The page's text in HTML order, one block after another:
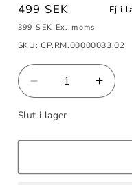
Ordinarie
pris
499 SEK
399 SEK Ex. moms
Ej i
SKU: CP.RM.00000083.02
Minska
kvantitet
för
Part
Öka
Part
Slut i lager